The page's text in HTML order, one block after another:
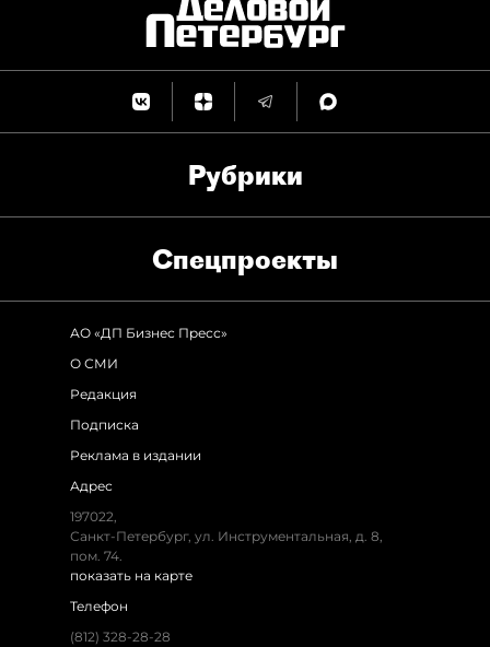
Рубрики
Спец­проекты
АО «ДП Бизнес Пресс»
О СМИ
Редакция
Подписка
Реклама в издании
Адрес
197022,
Санкт-Петербург, ул. Инструментальная, д. 8,
пом. 74.
показать на карте
Телефон
(812) 328-28-28